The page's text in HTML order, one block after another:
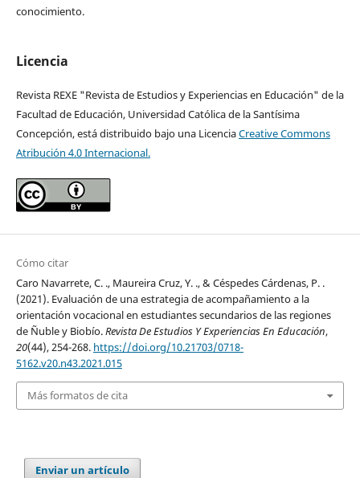
conocimiento.
Licencia
Revista REXE "Revista de Estudios y Experiencias en Educación" de la
Facultad de Educación, Universidad Católica de la Santísima
Concepción, está distribuido bajo una LicenciaCreative Commons
Atribución 4.0 Internacional.
Cómo citar
Caro Navarrete, C. ., Maureira Cruz, Y. ., & Céspedes Cárdenas, P. .
(2021). Evaluación de una estrategia de acompañamiento a la
orientación vocacional en estudiantes secundarios de las regiones
de Ñuble y Biobío.Revista De Estudios Y Experiencias En Educación,
20(44), 254-268. https://doi.org/10.21703/0718-
5162.v20.n43.2021.015
Más formatos de cita
Enviar un artículo